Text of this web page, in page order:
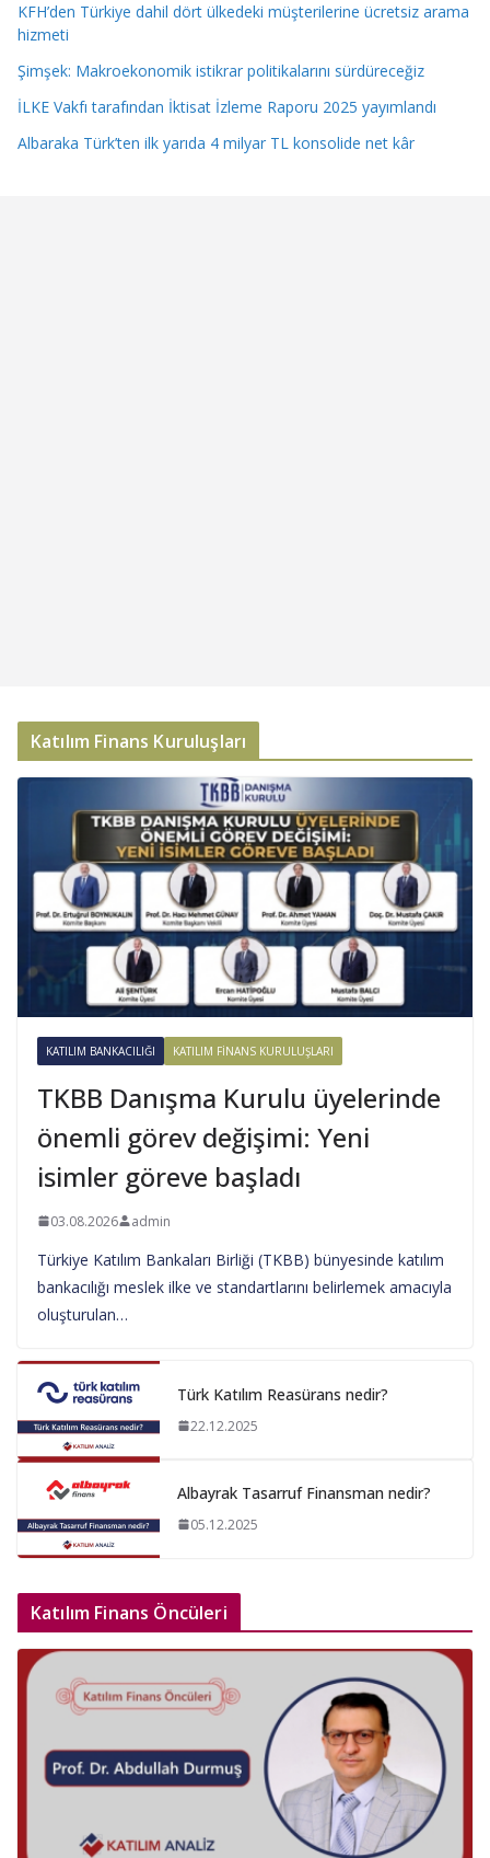
KFH’den Türkiye dahil dört ülkedeki müşterilerine ücretsiz arama
hizmeti
Şimşek: Makroekonomik istikrar politikalarını sürdüreceğiz
İLKE Vakfı tarafından İktisat İzleme Raporu 2025 yayımlandı
Albaraka Türk’ten ilk yarıda 4 milyar TL konsolide net kâr
Katılım Finans Kuruluşları
KATILIM BANKACILIĞI KATILIM FINANS KURULUŞLARI
TKBB Danışma Kurulu üyelerinde
önemli görev değişimi: Yeni
isimler göreve başladı
03.08.2026 admin
Türkiye Katılım Bankaları Birliği (TKBB) bünyesinde katılım
bankacılığı meslek ilke ve standartlarını belirlemek amacıyla
oluşturulan…
Türk Katılım Reasürans nedir?
22.12.2025
Albayrak Tasarruf Finansman nedir?
05.12.2025
Katılım Finans Öncüleri